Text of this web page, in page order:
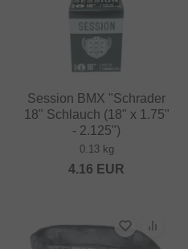
Session BMX "Schrader
18" Schlauch (18" x 1.75"
- 2.125")
0.13 kg
4.16 EUR